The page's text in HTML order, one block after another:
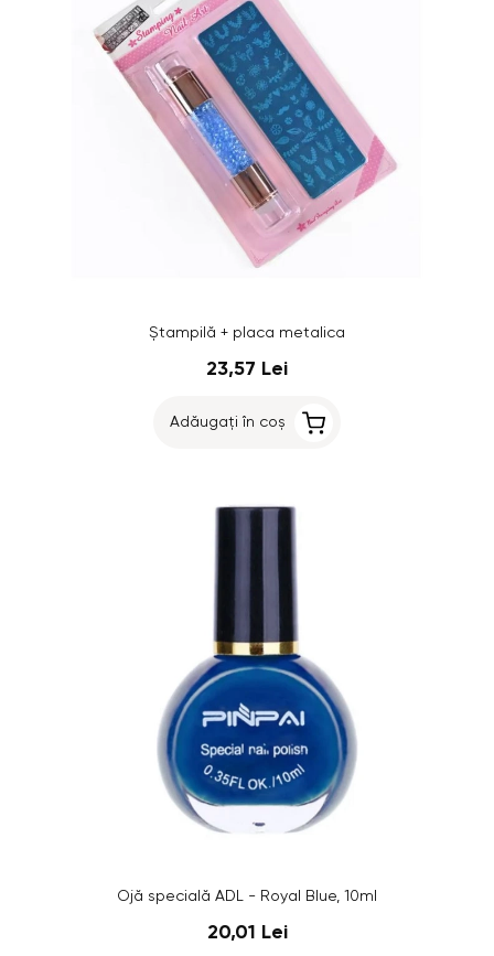
Ștampilă + placa metalica
23,57 Lei
Adăugați în coș
Ojă specială ADL - Royal Blue, 10ml
20,01 Lei